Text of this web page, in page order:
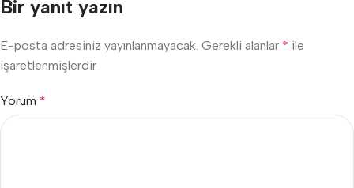
Bir yanıt yazın
E-posta adresiniz yayınlanmayacak. Gerekli alanlar * ile
işaretlenmişlerdir
Yorum *